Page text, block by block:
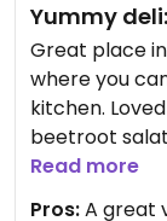
Yummy
Great place
where you
kitchen.
beetroot
You can find
vegan wine
Read more
Pros:A great